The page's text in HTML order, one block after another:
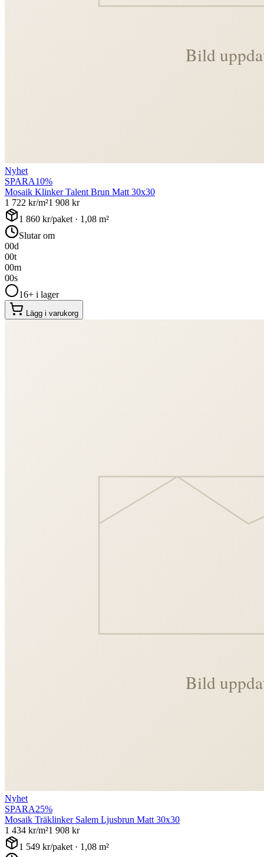
Nyhet
SPARA10%
Mosaik Klinker Talent Brun Matt 30x30
1 722 kr/m²1 908 kr
1 860 kr/paket · 1,08 m²
Slutar om
00d
00t
00m
00s
16+ i lager
Lägg i varukorg
Nyhet
SPARA25%
Mosaik Träklinker Salem Ljusbrun Matt 30x30
1 434 kr/m²1 908 kr
1 549 kr/paket · 1,08 m²